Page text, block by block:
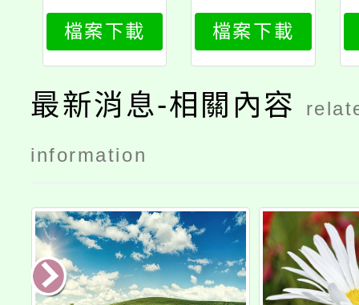
430_attach
3
檔案下載
430_attach
2
檔案下載
最新消息-相關內容
information